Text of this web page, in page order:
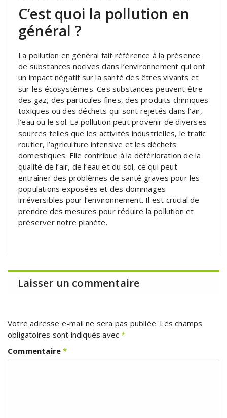
C’est quoi la pollution en
général ?
La pollution en général fait référence à la présence
de substances nocives dans l’environnement qui ont
un impact négatif sur la santé des êtres vivants et
sur les écosystèmes. Ces substances peuvent être
des gaz, des particules fines, des produits chimiques
toxiques ou des déchets qui sont rejetés dans l’air,
l’eau ou le sol. La pollution peut provenir de diverses
sources telles que les activités industrielles, le trafic
routier, l’agriculture intensive et les déchets
domestiques. Elle contribue à la détérioration de la
qualité de l’air, de l’eau et du sol, ce qui peut
entraîner des problèmes de santé graves pour les
populations exposées et des dommages
irréversibles pour l’environnement. Il est crucial de
prendre des mesures pour réduire la pollution et
préserver notre planète.
Laisser un commentaire
Votre adresse e-mail ne sera pas publiée. Les champs
obligatoires sont indiqués avec*
Commentaire*